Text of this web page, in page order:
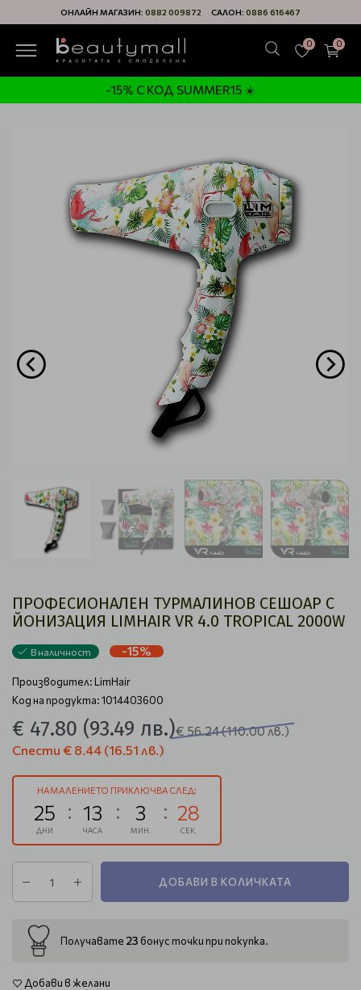
ОНЛАЙН МАГАЗИН: 0882 009872 САЛОН: 0886 616467
0 0
-15% С КОД SUMMER15 ☀️
ПРОФЕСИОНАЛЕН ТУРМАЛИНОВ СЕШОАР С
ЙОНИЗАЦИЯ LIMHAIR VR 4.0 TROPICAL 2000W
В наличност -15%
Производител:LimHair
Код на продукта: 1014403600
€ 47.80 (93.49 лв.)€ 56.24(110.00 лв.)
Спести € 8.44 (16.51 лв.)
НАМАЛЕНИЕТО ПРИКЛЮЧВА СЛЕД:
25
ДНИ
13
ЧАСА
3
МИН.
27
СЕК.
ДОБАВИ В КОЛИЧКАТА
Получавате 23 бонус точки при покупка.
Добави в желани